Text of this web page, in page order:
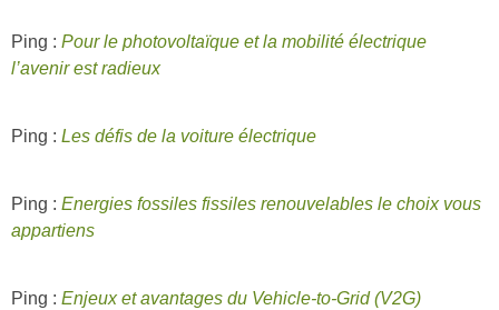
Ping : Pour le photovoltaïque et la mobilité électrique
l’avenir est radieux
Ping : Les défis de la voiture électrique
Ping : Energies fossiles fissiles renouvelables le choix vous
appartiens
Ping : Enjeux et avantages du Vehicle-to-Grid (V2G)